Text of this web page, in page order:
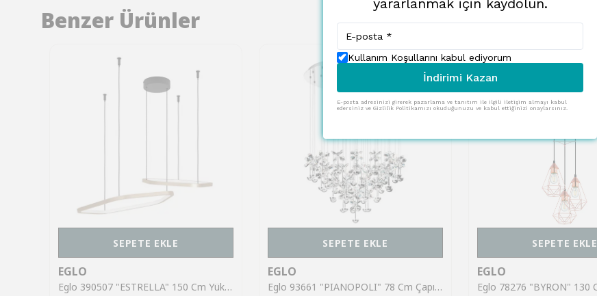
Benzer Ürünler
SEPETE EKLE
EGLO
Eglo 390507 "ESTRELLA" 150 Cm Yüksekliğinde Alüminyum Çelik Sarkıt Avize
SEPETE EKLE
EGLO
Eglo 93661 "PIANOPOLI" 78 Cm Çapında Paslanmaz Çelik Krom Sarkıt Avize
SEPETE EKLE
EGLO
yararlanmak için kaydolun.
Kullanım Koşullarını kabul ediyorum
İndirimi Kazan
E-posta adresinizi girerek pazarlama ve tanıtım ile ilgili iletişim almayı kabul
edersiniz ve Gizlilik Politikamızı okuduğunuzu ve kabul ettiğinizi onaylarsınız.